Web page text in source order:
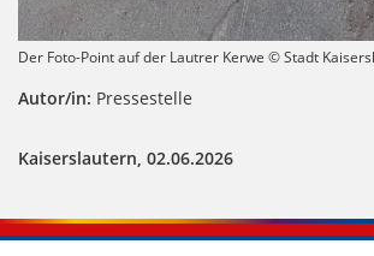
Der Foto-Point auf der Lautrer Kerwe © Stadt
Autor/in: Pressestelle
Kaiserslautern, 02.06.2026